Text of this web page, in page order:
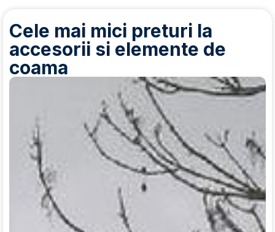
Cele mai mici preturi la
accesorii si elemente de
coama